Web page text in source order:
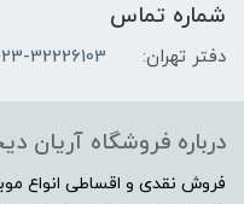
شماره تماس
دفتر تهران: 32226103
درباره فروشگاه آریان
فروش نقدی و اقساطی انواع